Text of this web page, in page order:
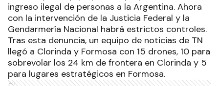
ingreso ilegal de personas a la Argentina. Ahora
con la intervención de la Justicia Federal y la
Gendarmería Nacional habrá estrictos controles.
Tras esta denuncia, un equipo de noticias de TN
llegó a Clorinda y Formosa con 15 drones, 10 para
sobrevolar los 24 km de frontera en Clorinda y 5
para lugares estratégicos en Formosa.
Ads